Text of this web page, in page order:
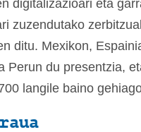
digitalizazioari eta
zuzendutako
ditu. Mexikon,
Perun du presentzia,
langile baino